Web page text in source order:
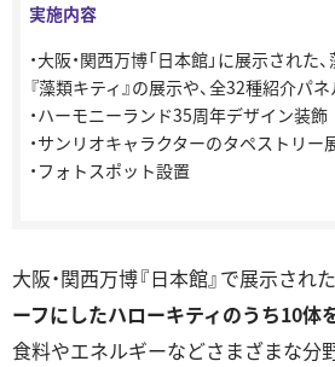
実施内容
・⼤阪・関⻄万博「⽇本館」に展⽰された
『藻類キティ』の展⽰や、全32種紹介パ
・ハーモニーランド35周年デザイン装飾
・サンリオキャラクターのタペストリー
・フォトスポット設置
⼤阪・関⻄万博『⽇本館』で展⽰された
ーフにしたハローキティのうち10体
⾷料やエネルギーなどさまざまな分